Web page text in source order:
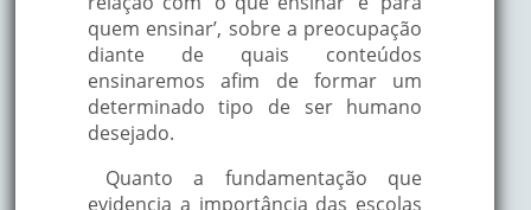
quem ensinar’, sobre a preocupação
diante de quais conteúdos
ensinaremos afim de formar um
determinado tipo de ser humano
desejado.
Quanto a fundamentação que
evidencia a importância das escolas